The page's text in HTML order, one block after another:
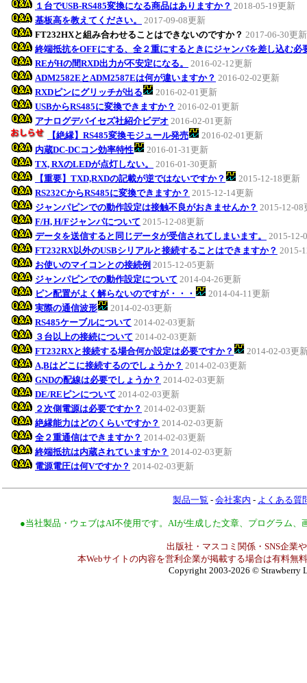
１台でUSB-RS485変換になる商品はありますか？ 2018-05-19更新
基板高を教えてください。
2017-09-08更新
FT232HXと組み合わせることはできないのですか？ 2017-06-30更新
終端抵抗をOFFにする、全２重にするときにジャンパを差し込む必
REがHの間RXD出力が不安定になる。
2016-02-12更新
ADM2582EとADM2587Eは何が違いますか？ 2016-02-02更新
RXDピンにグリッチが出る
2016-02-01更新
USBからRS485に変換できますか？ 2016-02-01更新
アナログデバイセズ社紹介ビデオ 2016-02-01更新
【絶縁】RS485変換モジュール発売
2016-02-01更新
内蔵DC-DCコン効率特性
2016-01-31更新
TX, RXのLEDが点灯しない。
2016-01-30更新
【重要】TXD,RXDの記載が逆ではないですか？
2015-12-18更新
RS232CからRS485に変換できますか？ 2015-12-14更新
ジャンパピンでの動作設定は接触不良がおきませんか？ 2015-12-08
F/H, H/Fジャンパについて 2015-12-08更新
データを送信すると同じデータが受信されてしまいます。
2015-12-
FT232RX以外のUSBシリアルと接続することはできますか？ 2015-
お使いのマイコンとの接続例 2015-12-05更新
ジャンパピンでの動作設定について 2014-04-26更新
ピン配置がよく解らないのですが・・・
2014-04-11更新
実際の通信波形
2014-02-03更新
RS485ケーブルについて 2014-02-03更新
３台以上の接続について 2014-02-03更新
FT232RXと接続する場合何か設定は必要ですか？
2014-02-03更
A,Bはどこに接続するのでしょうか？ 2014-02-03更新
GNDの配線は必要でしょうか？ 2014-02-03更新
DE/REピンについて 2014-02-03更新
２次側電源は必要ですか？ 2014-02-03更新
絶縁能力はどのくらいですか？ 2014-02-03更新
全２重通信はできますか？ 2014-02-03更新
終端抵抗は内蔵されていますか？ 2014-02-03更新
電源電圧は何Vですか？ 2014-02-03更新
製品一覧 - 会社案内 - よくある質
●当社製品・ウェブはAI不使用です。AIが生成した文章、プログラム
出版社・マスコミ関係・SNS企業
本Webサイトの内容を営利企業が掲載する場合は有料無
Copyright 2003-2026 © Strawberry